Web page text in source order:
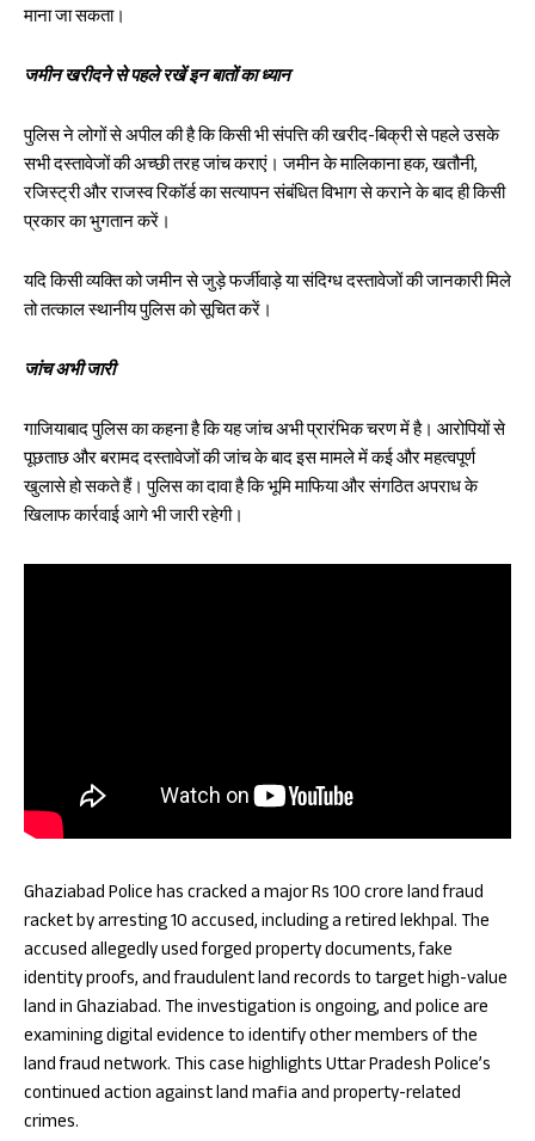
माना जा सकता।
जमीन खरीदने से पहले रखें इन बातों का ध्यान
पुलिस ने लोगों से अपील की है कि किसी भी संपत्ति की खरीद-बिक्री से पहले उसके
सभी दस्तावेजों की अच्छी तरह जांच कराएं। जमीन के मालिकाना हक, खतौनी,
रजिस्ट्री और राजस्व रिकॉर्ड का सत्यापन संबंधित विभाग से कराने के बाद ही किसी
प्रकार का भुगतान करें।
यदि किसी व्यक्ति को जमीन से जुड़े फर्जीवाड़े या संदिग्ध दस्तावेजों की जानकारी मिले
तो तत्काल स्थानीय पुलिस को सूचित करें।
जांच अभी जारी
गाजियाबाद पुलिस का कहना है कि यह जांच अभी प्रारंभिक चरण में है। आरोपियों से
पूछताछ और बरामद दस्तावेजों की जांच के बाद इस मामले में कई और महत्वपूर्ण
खुलासे हो सकते हैं। पुलिस का दावा है कि भूमि माफिया और संगठित अपराध के
खिलाफ कार्रवाई आगे भी जारी रहेगी।
Ghaziabad Police has cracked a major Rs 100 crore land fraud
racket by arresting 10 accused, including a retired lekhpal. The
accused allegedly used forged property documents, fake
identity proofs, and fraudulent land records to target high-value
land in Ghaziabad. The investigation is ongoing, and police are
examining digital evidence to identify other members of the
land fraud network. This case highlights Uttar Pradesh Police’s
continued action against land mafia and property-related
crimes.